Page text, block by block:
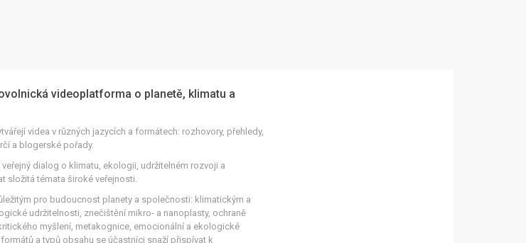
videoplatforma o planetě, klimatu a
videa v různých jazycích a formátech: rozhovory, přehledy,
a blogerské pořady.
dialog o klimatu, ekologii, udržitelném rozvoji a
témata široké veřejnosti.
pro budoucnost planety a společnosti: klimatickým a
udržitelnosti, znečištění mikro- a nanoplasty, ochraně
myšlení, metakognice, emocionální a ekologické
a typů obsahu se účastníci snaží přispívat k